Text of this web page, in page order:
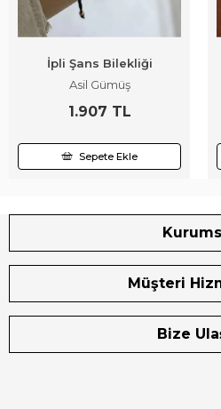
İpli Şans Bilekliği
Asil Gümüş
1.907 TL
Sepete Ekle
Müşteri
Bize